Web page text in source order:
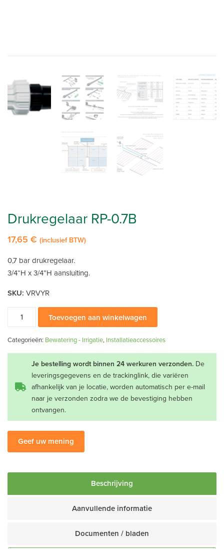
Drukregelaar RP-0.7B
17,65 € (inclusief BTW)
0,7 bar drukregelaar.
3/4“H x 3/4”H aansluiting.
SKU: VRVYR
Drukregelaar
0.7B
Toevoegen aan winkelwagen
Categorieën: Bewatering - Irrigatie, Installatieaccessoires
Je bestelling wordt binnen 24 werkuren verzonden. De
leveringsgegevens en de trackinglink, die variëren
afhankelijk van je locatie, worden automatisch per e-mail
naar je verzonden zodra we de bevestiging hebben
ontvangen.
Geef uw mening
Beschrijving
Aanvullende informatie
Documenten / bladen